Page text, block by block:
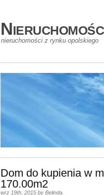
nieruchomości z rynku opolskiego
Dom do kupienia w
170.00m2
wrz 19th, 2015 by Belinda